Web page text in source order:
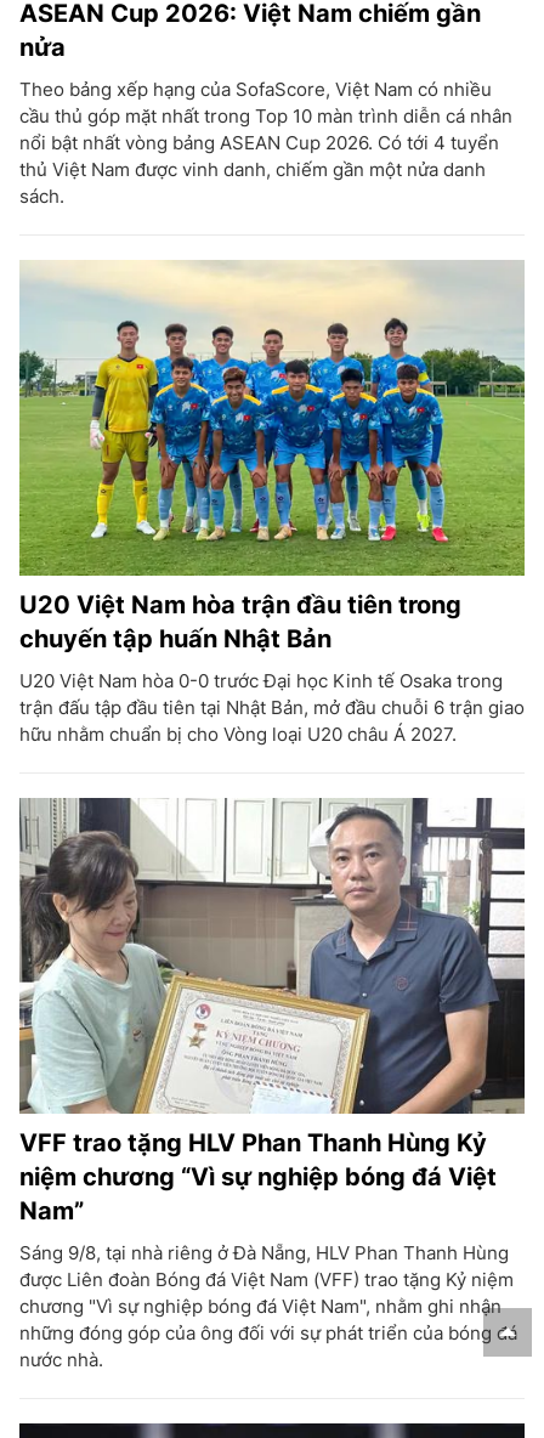
ASEAN Cup 2026: Việt Nam chiếm gần
nửa
Theo bảng xếp hạng của SofaScore, Việt Nam có nhiều
cầu thủ góp mặt nhất trong Top 10 màn trình diễn cá nhân
nổi bật nhất vòng bảng ASEAN Cup 2026. Có tới 4 tuyển
thủ Việt Nam được vinh danh, chiếm gần một nửa danh
sách.
U20 Việt Nam hòa trận đầu tiên trong
chuyến tập huấn Nhật Bản
U20 Việt Nam hòa 0-0 trước Đại học Kinh tế Osaka trong
trận đấu tập đầu tiên tại Nhật Bản, mở đầu chuỗi 6 trận giao
hữu nhằm chuẩn bị cho Vòng loại U20 châu Á 2027.
VFF trao tặng HLV Phan Thanh Hùng Kỷ
niệm chương “Vì sự nghiệp bóng đá Việt
Nam”
Sáng 9/8, tại nhà riêng ở Đà Nẵng, HLV Phan Thanh Hùng
được Liên đoàn Bóng đá Việt Nam (VFF) trao tặng Kỷ niệm
chương "Vì sự nghiệp bóng đá Việt Nam", nhằm ghi nhận
những đóng góp của ông đối với sự phát triển của bóng đá
nước nhà.